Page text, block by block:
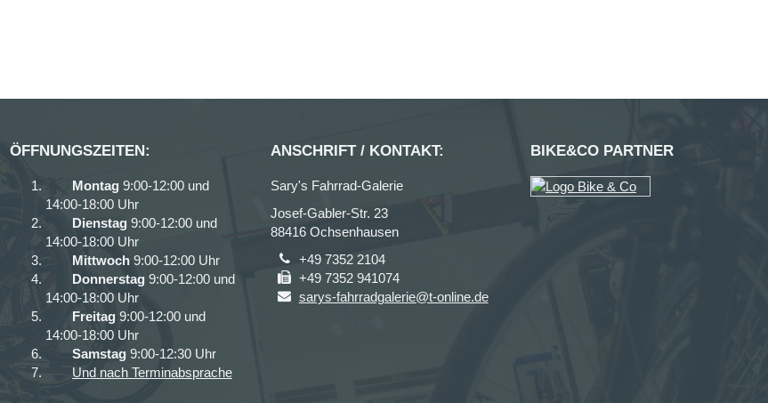
ÖFFNUNGSZEITEN:
Montag 9:00-12:00 und
14:00-18:00 Uhr
Dienstag 9:00-12:00 und
14:00-18:00 Uhr
Mittwoch 9:00-12:00 Uhr
Donnerstag 9:00-12:00 und
14:00-18:00 Uhr
Freitag 9:00-12:00 und
14:00-18:00 Uhr
Samstag 9:00-12:30 Uhr
Und nach Terminabsprache
ANSCHRIFT / KONTAKT:
Sary's Fahrrad-Galerie
Josef-Gabler-Str. 23
88416 Ochsenhausen
+49 7352 2104
+49 7352 941074
sarys-fahrradgalerie@t-online.de
BIKE&CO PARTNER